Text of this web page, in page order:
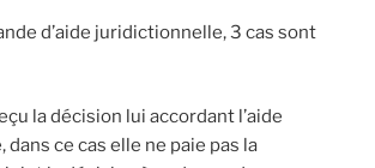
d’aide juridictionnelle, 3 cas sont
la décision lui accordant l’aide
ce cas elle ne paie pas la